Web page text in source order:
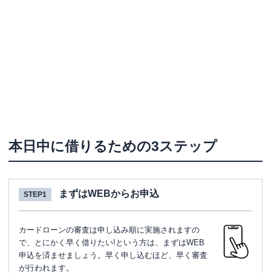
本日中に借りるための3ステップ
STEP1 まずはWEBからお申込
カードローンの審査は申し込み順に実施されますの
で、とにかく早く借りたい!という方は、まずはWEB
申込を済ませましょう。早く申し込むほど、早く審査
が行われます。